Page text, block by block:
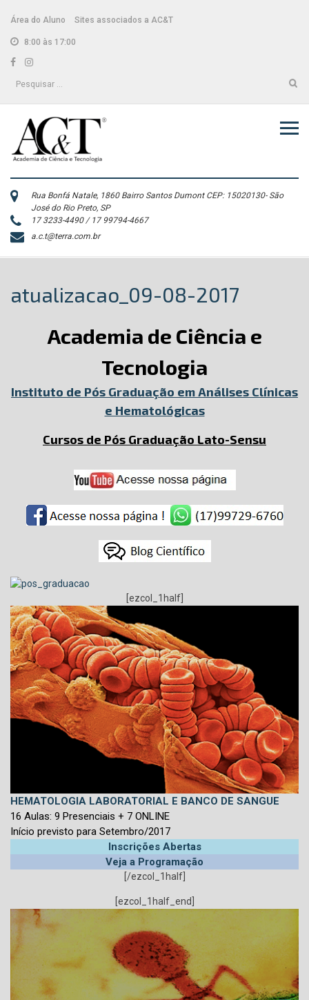
content
Área do Aluno Sites associados a AC&T
8:00 às 17:00
Facebook
Instagram
Pesquisar
Rua Bonfá Natale, 1860 Bairro Santos Dumont CEP: 15020130- São
José do Rio Preto, SP
17 3233-4490 / 17 99794-4667
a.c.t@terra.com.br
atualizacao_09-08-2017
Academia de Ciência e
Tecnologia
Instituto de Pós Graduação em Análises Clínicas
e Hematológicas
Cursos de Pós Graduação Lato-Sensu
[ezcol_1half]
HEMATOLOGIA LABORATORIAL E BANCO DE SANGUE
16 Aulas: 9 Presenciais + 7 ONLINE
Início previsto para Setembro/2017
Inscrições Abertas
Veja a Programação
[/ezcol_1half]
[ezcol_1half_end]